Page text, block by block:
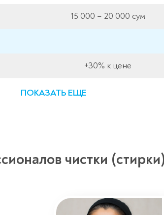
15 000 – 20 000 сум
+30% к цене
ПОКАЗАТЬ ЕЩЕ
чистки